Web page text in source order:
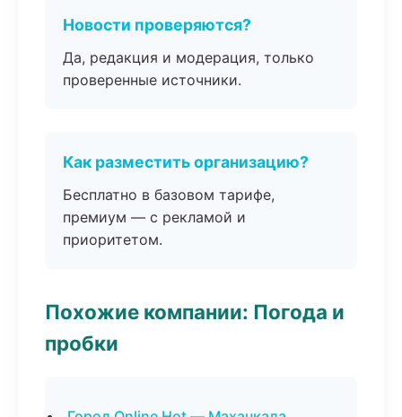
Новости проверяются?
Да, редакция и модерация, только
проверенные источники.
Как разместить организацию?
Бесплатно в базовом тарифе,
премиум — с рекламой и
приоритетом.
Похожие компании: Погода и
пробки